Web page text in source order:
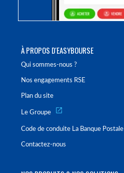
À PROPOS D'EASYBOURSE
Qui sommes-nous ?
Nos engagements RSE
Plan du site
Le Groupe
Code de conduite La Banque Postale
Contactez-nous